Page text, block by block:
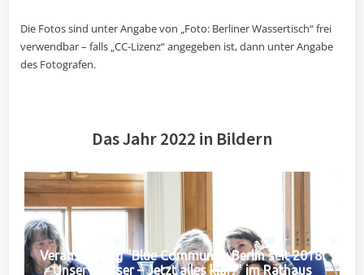
Die Fotos sind unter Angabe von „Foto: Berliner Wassertisch“ frei
verwendbar – falls „CC-Lizenz“ angegeben ist, dann unter Angabe
des Fotografen.
Das Jahr 2022 in Bildern
Veranstaltung "Blue Community Berlin seit 2018:
Unser Wasser – Jetzt alles klar?" im Rathaus